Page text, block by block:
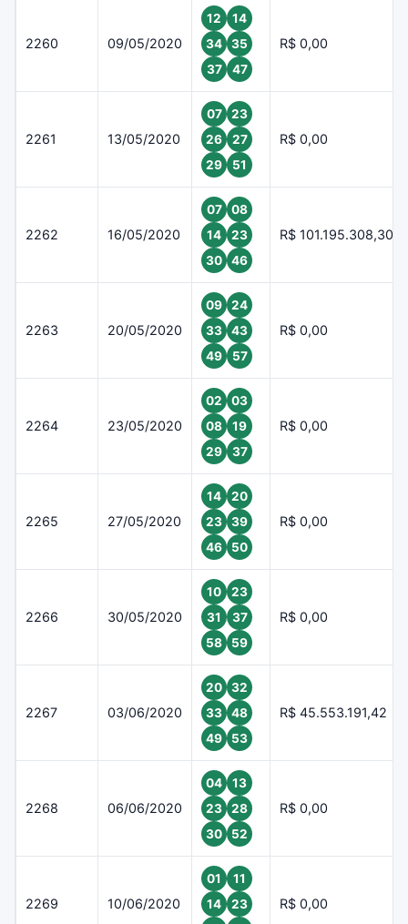
2260 09/05/2020
12
14
34
35
37
47
R$ 0,00
2261 13/05/2020
07
23
26
27
29
51
R$ 0,00
2262 16/05/2020
07
08
14
23
30
46
R$ 101.195.308,30
2263 20/05/2020
09
24
33
43
49
57
R$ 0,00
2264 23/05/2020
02
03
08
19
29
37
R$ 0,00
2265 27/05/2020
14
20
23
39
46
50
R$ 0,00
2266 30/05/2020
10
23
31
37
58
59
R$ 0,00
2267 03/06/2020
20
32
33
48
49
53
R$ 45.553.191,42
2268 06/06/2020
04
13
23
28
30
52
R$ 0,00
2269 10/06/2020
01
11
14
23
R$ 0,00